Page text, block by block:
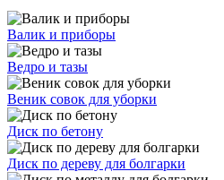
Валик и приборы
Ведро и тазы
Веник совок для уборки
Диск по бетону
Диск по дереву для болгарки